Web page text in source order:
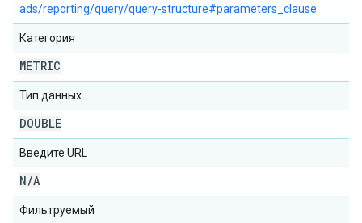
ads/reporting/query/query-structure#parameters_clause
Категория
METRIC
Тип данных
DOUBLE
Введите URL
N/A
Фильтруемый